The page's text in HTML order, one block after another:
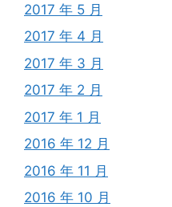
2017 年 5 月
2017 年 4 月
2017 年 3 月
2017 年 2 月
2017 年 1 月
2016 年 12 月
2016 年 11 月
2016 年 10 月